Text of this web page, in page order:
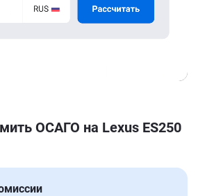
ОСАГО на Lexus ES250